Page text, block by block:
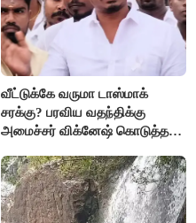
வீட்டுக்கே வருமா டாஸ்மாக்
சரக்கு? பரவிய வதந்திக்கு
அமைச்சர் விக்னேஷ் கொடுத்த